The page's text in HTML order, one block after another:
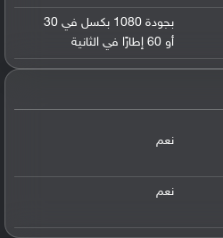
بجودة 1080 بكسل في 30
أو 60 إطارًا في الثانية
نعم
نعم